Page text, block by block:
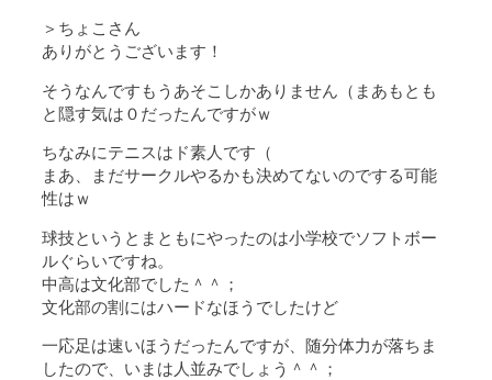
＞ちょこさん
ありがとうございます！
そうなんですもうあそこしかありません（まあもとも
と隠す気は０だったんですがｗ
ちなみにテニスはド素人です（
まあ、まだサークルやるかも決めてないのでする可能
性はｗ
球技というとまともにやったのは小学校でソフトボー
ルぐらいですね。
中高は文化部でした＾＾；
文化部の割にはハードなほうでしたけど
一応足は速いほうだったんですが、随分体力が落ちま
したので、いまは人並みでしょう＾＾；